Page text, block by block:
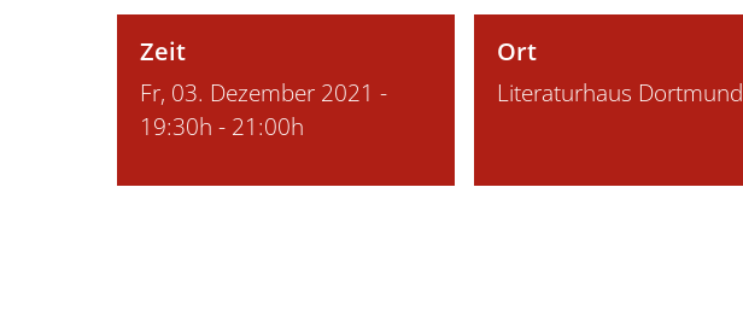
Zeit
Fr, 03. Dezember 2021 -
19:30h - 21:00h
Ort
Literaturhaus Dortmund